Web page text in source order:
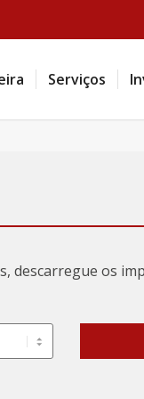
Serviços
descarregue os